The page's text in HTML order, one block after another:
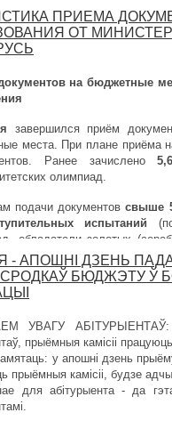
ПРИЕМА
ОТ
на бюджетные
завершился приём
места. При плане приёма
Ранее зачислено
олимпиад.
подачи документовсвыше
испытаний
обладатели золотых
выпускники
- АПОШНІ ДЗЕНЬ
БЮДЖЭТУ Ў
УВАГУ
прыёмныя камісіі працуюць
у апошні дзень
прыёмныя камісіі, будзе
для абітурыента - да